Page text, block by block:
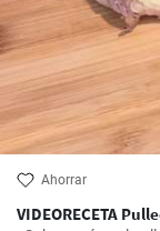
Ahorrar
VIDEORECETA